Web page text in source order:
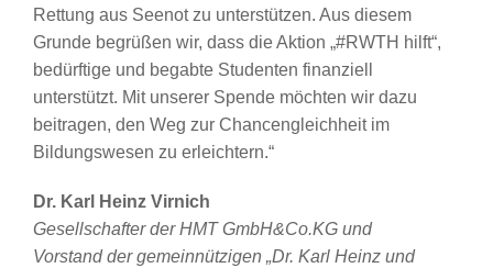
Rettung aus Seenot zu unterstützen. Aus diesem
Grunde begrüßen wir, dass die Aktion „#RWTH hilft“,
bedürftige und begabte Studenten finanziell
unterstützt. Mit unserer Spende möchten wir dazu
beitragen, den Weg zur Chancengleichheit im
Bildungswesen zu erleichtern.“
Dr. Karl Heinz Virnich
Gesellschafter der HMT GmbH&Co.KG und
Vorstand der gemeinnützigen „Dr. Karl Heinz und